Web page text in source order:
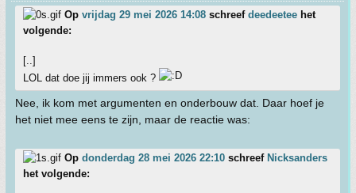
Op vrijdag 29 mei 2026 14:08 schreef deedeetee het
volgende:
[..]
LOL dat doe jij immers ook ?
Nee, ik kom met argumenten en onderbouw dat. Daar hoef je
het niet mee eens te zijn, maar de reactie was:
Op donderdag 28 mei 2026 22:10 schreef Nicksanders
het volgende: